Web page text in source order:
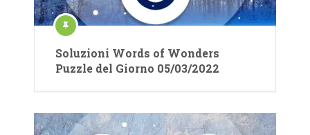
Soluzioni Words of Wonders
Puzzle del Giorno 05/03/2022